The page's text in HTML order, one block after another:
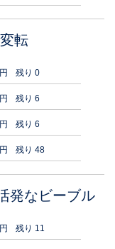
転
残り 0
残り 6
残り 6
残り 48
発なビーブル
残り 11